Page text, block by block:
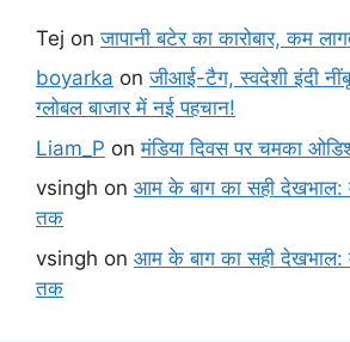
Tej onजापानी बटेर का कारोबार, कम
boyarka onजीआई-टैग, स्वदेशी इंदी
ग्लोबल बाजार में नई पहचान!
Liam_P onमंडिया दिवस पर चमका
vsingh on आम के बाग का सही
तक
vsingh on आम के बाग का सही
तक